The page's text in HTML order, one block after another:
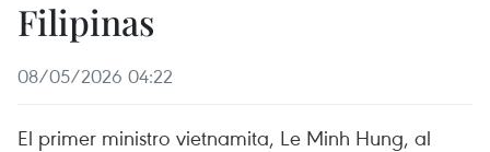
Filipinas
08/05/2026 04:22
El primer ministro vietnamita, Le Minh Hung, al